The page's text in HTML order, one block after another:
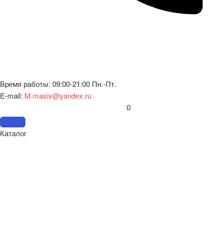
Время работы: 09:00-21:00 Пн.-Пт.
E-mail: M.masiv@yandex.ru
0
Каталог